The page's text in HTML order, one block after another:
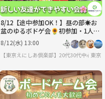
8/12【途中参加OK！】昼の部☀️お
盆のゆるボドゲ会🌻初参加・1人参
加多数✨夏の交流イベント♫
8/12(水) 13:00
【東京えにしあ倶楽部】20代30代中心！
東京